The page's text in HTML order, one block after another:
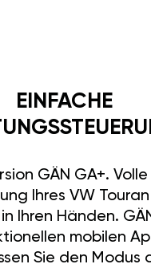
EINFACHE
GÄN GA+.
Ihres VW
in Ihren Händen.
mobilen
Sie den Modus